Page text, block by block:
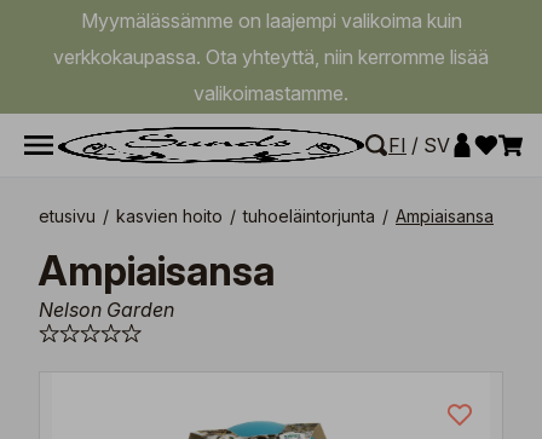
Myymälässämme on laajempi valikoima kuin
verkkokaupassa. Ota yhteyttä, niin kerromme lisää
valikoimastamme.
FI / SV
etusivu / kasvien hoito / tuhoeläintorjunta / Ampiaisansa
Ampiaisansa
Nelson Garden